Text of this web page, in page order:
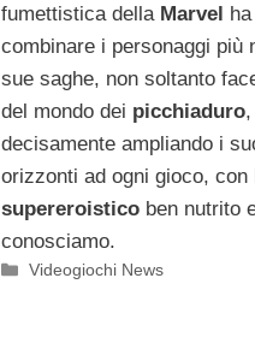
fumettistica della Marvel
combinare i personaggi più
sue saghe, non soltanto
del mondo dei picchiaduro,
decisamente ampliando i
orizzonti ad ogni gioco, con
supereroistico ben nutrito
conosciamo.
Categorie
Videogiochi News